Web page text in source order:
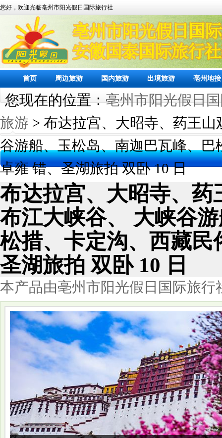
您好，欢迎光临亳州市阳光假日国际旅行社
首页 周边旅游 国内旅游 出境旅游 亳州地接
您现在的位置：亳州市阳光假日
旅游 > 布达拉宫、大昭寺、药王
谷游船、玉松岛、南迦巴瓦峰、
卓雍 错、圣湖旅拍 双卧 10 日
布达拉宫、大昭寺、
布江大峡谷、 大峡谷
松措、卡定沟、西藏
圣湖旅拍 双卧 10 日
本产品由亳州市阳光假日国际旅行